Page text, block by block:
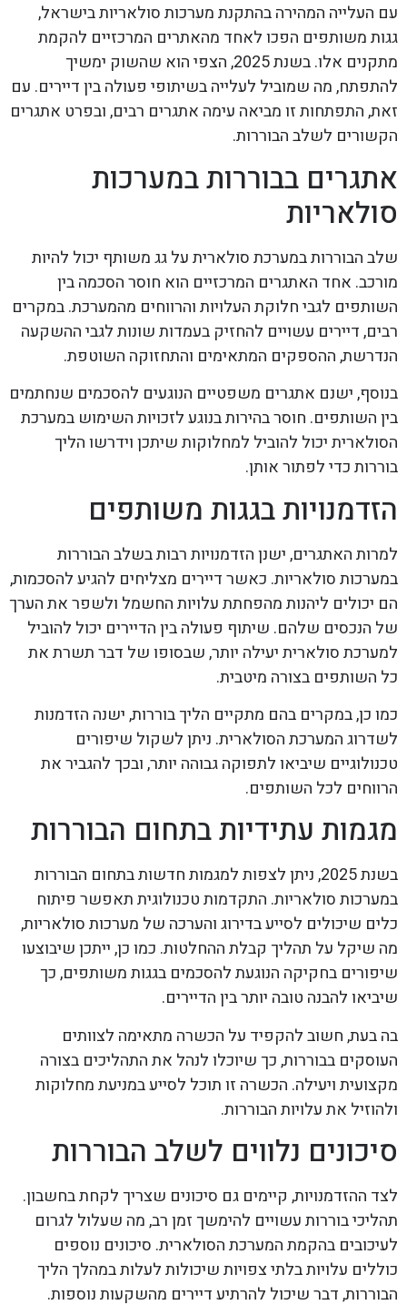
עם העלייה המהירה בהתקנת מערכות סולאריות בישראל,
גגות משותפים הפכו לאחד מהאתרים המרכזיים להקמת
מתקנים אלו. בשנת 2025, הצפי הוא שהשוק ימשיך
להתפתח, מה שמוביל לעלייה בשיתופי פעולה בין דיירים. עם
זאת, התפתחות זו מביאה עימה אתגרים רבים, ובפרט אתגרים
הקשורים לשלב הבוררות.
אתגרים בבוררות במערכות
סולאריות
שלב הבוררות במערכת סולארית על גג משותף יכול להיות
מורכב. אחד האתגרים המרכזיים הוא חוסר הסכמה בין
השותפים לגבי חלוקת העלויות והרווחים מהמערכת. במקרים
רבים, דיירים עשויים להחזיק בעמדות שונות לגבי ההשקעה
הנדרשת, ההספקים המתאימים והתחזוקה השוטפת.
בנוסף, ישנם אתגרים משפטיים הנוגעים להסכמים שנחתמים
בין השותפים. חוסר בהירות בנוגע לזכויות השימוש במערכת
הסולארית יכול להוביל למחלוקות שיתכן וידרשו הליך
בוררות כדי לפתור אותן.
הזדמנויות בגגות משותפים
למרות האתגרים, ישנן הזדמנויות רבות בשלב הבוררות
במערכות סולאריות. כאשר דיירים מצליחים להגיע להסכמות,
הם יכולים ליהנות מהפחתת עלויות החשמל ולשפר את הערך
של הנכסים שלהם. שיתוף פעולה בין הדיירים יכול להוביל
למערכת סולארית יעילה יותר, שבסופו של דבר תשרת את
כל השותפים בצורה מיטבית.
כמו כן, במקרים בהם מתקיים הליך בוררות, ישנה הזדמנות
לשדרוג המערכת הסולארית. ניתן לשקול שיפורים
טכנולוגיים שיביאו לתפוקה גבוהה יותר, ובכך להגביר את
הרווחים לכל השותפים.
מגמות עתידיות בתחום הבוררות
בשנת 2025, ניתן לצפות למגמות חדשות בתחום הבוררות
במערכות סולאריות. התקדמות טכנולוגית תאפשר פיתוח
כלים שיכולים לסייע בדירוג והערכה של מערכות סולאריות,
מה שיקל על תהליך קבלת ההחלטות. כמו כן, ייתכן שיבוצעו
שיפורים בחקיקה הנוגעת להסכמים בגגות משותפים, כך
שיביאו להבנה טובה יותר בין הדיירים.
בה בעת, חשוב להקפיד על הכשרה מתאימה לצוותים
העוסקים בבוררות, כך שיוכלו לנהל את התהליכים בצורה
מקצועית ויעילה. הכשרה זו תוכל לסייע במניעת מחלוקות
ולהוזיל את עלויות הבוררות.
סיכונים נלווים לשלב הבוררות
לצד ההזדמנויות, קיימים גם סיכונים שצריך לקחת בחשבון.
תהליכי בוררות עשויים להימשך זמן רב, מה שעלול לגרום
לעיכובים בהקמת המערכת הסולארית. סיכונים נוספים
כוללים עלויות בלתי צפויות שיכולות לעלות במהלך הליך
הבוררות, דבר שיכול להרתיע דיירים מהשקעות נוספות.